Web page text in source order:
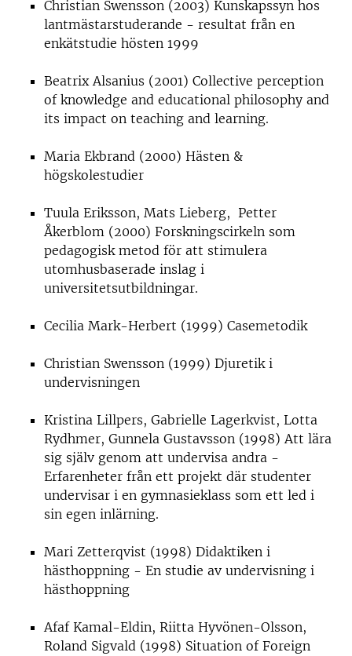
Christian Swensson (2003) Kunskapssyn hos
lantmästarstuderande - resultat från en
enkätstudie hösten 1999
Beatrix Alsanius (2001) Collective perception
of knowledge and educational philosophy and
its impact on teaching and learning.
Maria Ekbrand (2000) Hästen &
högskolestudier
Tuula Eriksson, Mats Lieberg, Petter
Åkerblom (2000) Forskningscirkeln som
pedagogisk metod för att stimulera
utomhusbaserade inslag i
universitetsutbildningar.
Cecilia Mark-Herbert (1999) Casemetodik
Christian Swensson (1999) Djuretik i
undervisningen
Kristina Lillpers, Gabrielle Lagerkvist, Lotta
Rydhmer, Gunnela Gustavsson (1998) Att lära
sig själv genom att undervisa andra -
Erfarenheter från ett projekt där studenter
undervisar i en gymnasieklass som ett led i
sin egen inlärning.
Mari Zetterqvist (1998) Didaktiken i
hästhoppning - En studie av undervisning i
hästhoppning
Afaf Kamal-Eldin, Riitta Hyvönen-Olsson,
Roland Sigvald (1998) Situation of Foreign